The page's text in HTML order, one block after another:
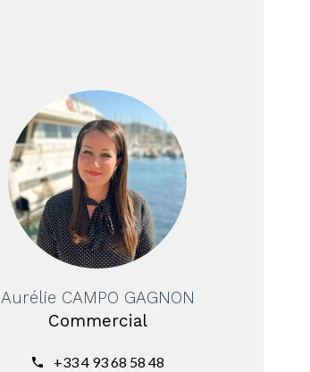
Aurélie CAMPO GAGNON
Commercial
+33 4 93 68 58 48